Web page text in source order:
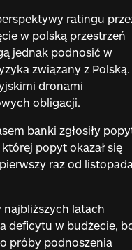
ratingu
w polską przestrzeń
jednak podnosić w
związany z Polską.
dronami
obligacji.
banki zgłosiły
popyt okazał się
raz od listopada
najbliższych latach
deficytu w budżecie,
próby podnoszenia